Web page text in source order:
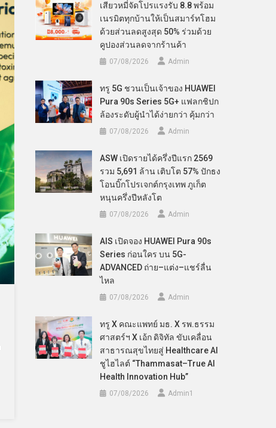
เสียวหมี่จัดโปรแรงรับ 8.8 พร้อม
เนรมิตทุกบ้านให้เป็นสมาร์ทโฮม
ด้วยส่วนลดสูงสุด 50% ร่วมด้วย
คูปองส่วนลดจากร้านค้า
07/08/2026 Admin
ทรู 5G ชวนเป็นเจ้าของ HUAWEI
Pura 90s Series 5G+ แฟลกชิปก
ล้องระดับผู้นำได้ง่ายกว่า คุ้มกว่า
07/08/2026 Admin
ASW เปิดรายได้ครึ่งปีแรก 2569
รวม 5,691 ล้าน เติบโต 57% ปักธง
โอนบิ๊กโปรเจกต์กรุงเทพ ภูเก็ต
หนุนครึ่งปีหลังโต
07/08/2026 Admin
AIS เปิดจอง HUAWEI Pura 90s
Series ก่อนใคร บน 5G-
ADVANCED ถ่าย–แต่ง–แชร์ลื่น
ไหล
07/08/2026 Admin
ทรู X คณะแพทย์ มธ. X รพ.ธรรม
ศาสตร์ฯ X เอ้ก ดิจิทัล ขับเคลื่อน
สาธารณสุขไทยสู่ Healthcare AI
ชูไฮไลต์ “Thammasat–True AI
Health Innovation Hub”
07/08/2026 Admin​1